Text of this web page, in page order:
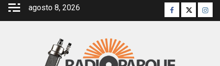
Saltar
agosto 8, 2026 Facebook
Twitter